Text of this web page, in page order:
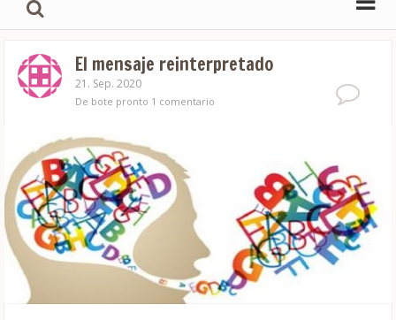
El mensaje reinterpretado
21. Sep. 2020
De bote pronto 1 comentario